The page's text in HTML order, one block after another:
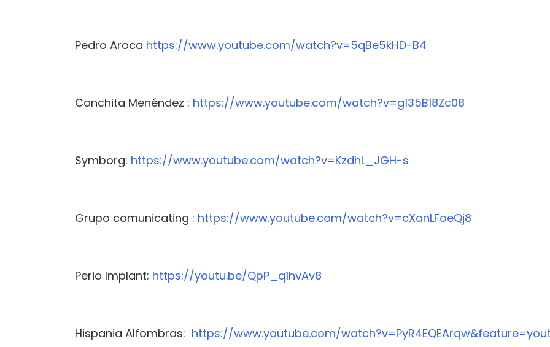
Pedro Aroca https://www.youtube.com/watch?v=5qBe5kHD-B4
Conchita Menéndez : https://www.youtube.com/watch?v=g135B18Zc08
Symborg: https://www.youtube.com/watch?v=KzdhL_JGH-s
Grupo comunicating : https://www.youtube.com/watch?v=cXanLFoeQj8
Perio Implant: https://youtu.be/QpP_q1hvAv8
Hispania Alfombras: https://www.youtube.com/